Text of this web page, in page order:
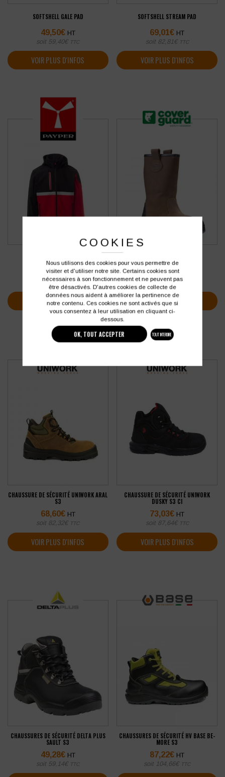
SOFTSHELL GALE PAD
49,50€ HT
soit 59,40€ TTC
VOIR PLUS D'INFOS
SOFTSHELL STREAM PAD
69,01€ HT
soit 82,81 € TTC
VOIR PLUS D'INFOS
69,01€ HT
soit82,81€ TTC
VOIR PLUS D'INFOS
COVERGUARD PYROPE
83,99€ HT
soit100,79€ TTC
VOIR PLUS D'INFOS
CHAUSSURE DE SÉCURITÉ UNIWORK ARAL
S3
68,60€ HT
soit 82,32€ TTC
VOIR PLUS D'INFOS
CHAUSSURE DE SÉCURITÉ UNIWORK
DUSKY S3 CI
73,03€ HT
soit 87,64€ TTC
VOIR PLUS D'INFOS
CHAUSSURES DE SÉCURITÉ DELTA PLUS
SAULT S3
49,28€ HT
soit 59,14€ TTC
CHAUSSURES DE SÉCURITÉ HV BASE BE-
MORE S3
87,22€ HT
soit 104,66€ TTC
COOKIES
Nous utilisons des cookies pour vous permettre de
visiter et d'utiliser notre site. Certains cookies sont
nécessaires à son fonctionnement et ne peuvent pas
être désactivés. D'autres cookies de collecte de
données nous aident à améliorer la pertinence de
notre contenu. Ces cookies ne sont activés que si
vous consentez à leur utilisation en cliquant ci-
dessous.
OK, TOUT ACCEPTER TOUT INTERDIRE